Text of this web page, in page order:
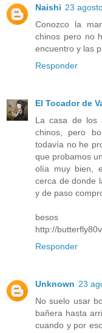
Naishi 23
Conozco la
chinos pero no
encuentro y las
Responder
El Tocador de
La casa de los
chinos, pero
todavía no he
que probamos
olía muy bien,
cerca de donde
y de paso
besos
http://
Responder
Unknown 23
No suelo usar
bañera hasta
cuando y por